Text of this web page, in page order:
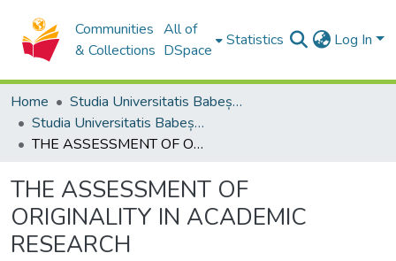
Communities
& Collections
All of
DSpace
Statistics Log In
Home
Studia Universitatis Babeș-Bolyai Collection
Studia Universitatis Babeș-Bolyai Musica
THE ASSESSMENT OF ORIGINALITY IN ACADEMIC RESEARCH
THE ASSESSMENT OF
ORIGINALITY IN ACADEMIC
RESEARCH